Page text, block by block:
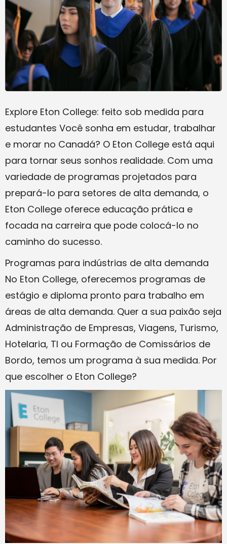
Explore Eton College: feito sob medida para
estudantes Você sonha em estudar, trabalhar
e morar no Canadá? O Eton College está aqui
para tornar seus sonhos realidade. Com uma
variedade de programas projetados para
prepará-lo para setores de alta demanda, o
Eton College oferece educação prática e
focada na carreira que pode colocá-lo no
caminho do sucesso.
Programas para indústrias de alta demanda
No Eton College, oferecemos programas de
estágio e diploma pronto para trabalho em
áreas de alta demanda. Quer a sua paixão seja
Administração de Empresas, Viagens, Turismo,
Hotelaria, TI ou Formação de Comissários de
Bordo, temos um programa à sua medida. Por
que escolher o Eton College?